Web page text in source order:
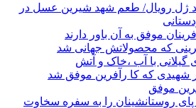
ژل رویال/ طعم شهد شیرین عسل‌ در
موفق به آن باور دارند
که محصولاتش جهانی شد
گیلانی با آب ،خاک و آتش
شهیدی که کا رآفرین موفق شد
موفق
پای روستانشینان را به سفره سخاوت